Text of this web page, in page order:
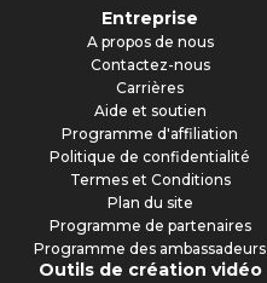
Entreprise
A propos de nous
Contactez-nous
Carrières
Aide et soutien
Programme d'affiliation
Politique de confidentialité
Termes et Conditions
Plan du site
Programme de partenaires
Programme des ambassadeurs
Outils de création vidéo